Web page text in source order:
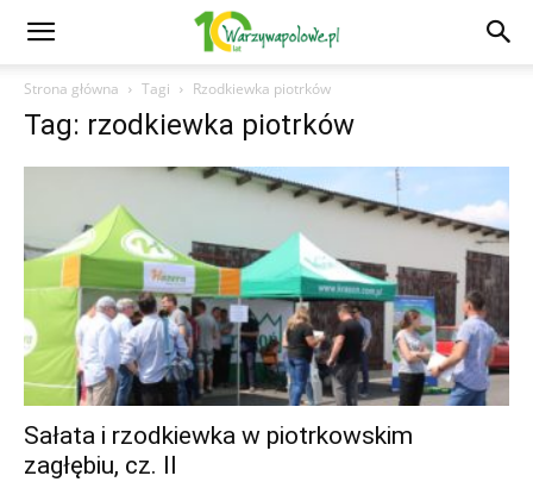
Strona główna Tagi Rzodkiewka piotrków
Tag: rzodkiewka piotrków
Sałata i rzodkiewka w piotrkowskim
zagłębiu, cz. II